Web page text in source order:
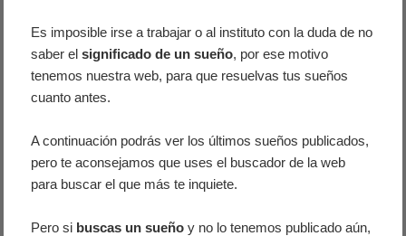
Es imposible irse a trabajar o al instituto con la duda de no
saber elsignificado de un sueño, por ese motivo
tenemos nuestra web, para que resuelvas tus sueños
cuanto antes.
A continuación podrás ver los últimos sueños publicados,
pero te aconsejamos que uses el buscador de la web
para buscar el que más te inquiete.
Pero si buscas un sueño y no lo tenemos publicado aún,